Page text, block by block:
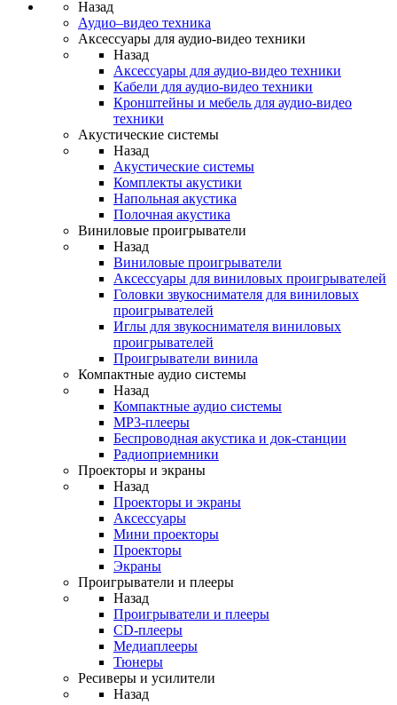
Назад
Аудио–видео техника
Аксессуары для аудио-видео техники
Назад
Аксессуары для аудио-видео техники
Кабели для аудио-видео техники
Кронштейны и мебель для аудио-видео
техники
Акустические системы
Назад
Акустические системы
Комплекты акустики
Напольная акустика
Полочная акустика
Виниловые проигрыватели
Назад
Виниловые проигрыватели
Аксессуары для виниловых проигрывателей
Головки звукоснимателя для виниловых
проигрывателей
Иглы для звукоснимателя виниловых
проигрывателей
Проигрыватели винила
Компактные аудио системы
Назад
Компактные аудио системы
MP3-плееры
Беспроводная акустика и док-станции
Радиоприемники
Проекторы и экраны
Назад
Проекторы и экраны
Аксессуары
Мини проекторы
Проекторы
Экраны
Проигрыватели и плееры
Назад
Проигрыватели и плееры
CD-плееры
Медиаплееры
Тюнеры
Ресиверы и усилители
Назад